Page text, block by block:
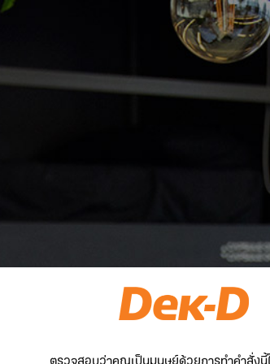
ตรวจสอบว่าคุณเป็นมนุษย์ด้วยการทำคำสั่งนี้